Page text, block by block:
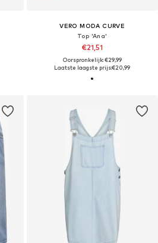
VERO MODA CURVE
Top 'Ana'
€21,51
Oorspronkelijk: €29,99
Laatste laagste prijs:€20,99